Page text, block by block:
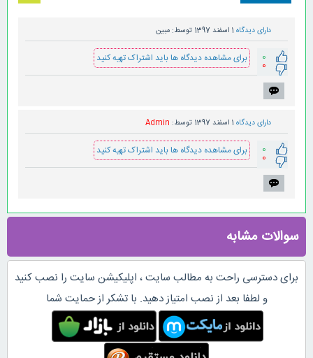
دارای دیدگاه 1 اسفند 1397 توسط: مبین
0
0 برای مشاهده دیدگاه ها باید اشتراک تهیه کنید
دارای دیدگاه 1 اسفند 1397 توسط: Admin
0
0 برای مشاهده دیدگاه ها باید اشتراک تهیه کنید
سوالات مشابه
برای دسترسی راحت به مطالب سایت ، اپلیکیشن سایت را نصب کنید
و لطفا بعد از نصب امتیاز دهید. با تشکر از حمایت شما